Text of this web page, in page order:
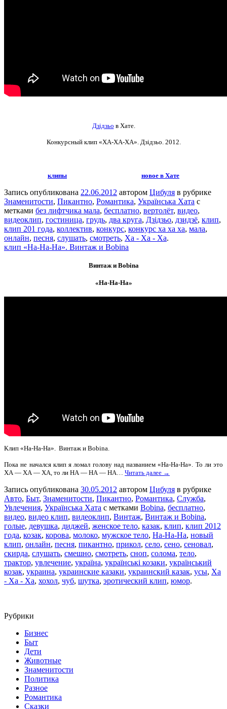
Дзідзьо в Хате.
Конкурсный клип «ХА-ХА-ХА». Дзідзьо . 2012.
клипы новое в Хате
Запись опубликована 22.06.2012 автором Цибуля в рубрике
Знаменитости, Пикантно, Романтика, Українська Хата с
метками без лифтчика мала, бесплатно, вертолёт, видео,
видеоклип, гостиница, грудь, два круга, Дзідзьо, дзидзё, клип,
клип 201 года, коллектив, конкурс, конкурс ха ха ха, мала,
онлайн, песня, слушать, смотреть, Ха - Ха - Ха.
клип «На-На-На». Винтаж и Bobina
Винтаж и Bobina
«На-На-На»
Клип «На-На-На». Винтаж и Bobina.
Пока не начался клип я ломал голову над названием «На-На-На». То ли это
ХА — ХА — ХА, то ли НА — НА — НА… Читать далее →
Запись опубликована 30.05.2012 автором Цибуля в рубрике
Авто, Быт, Знаменитости, Пикантно, Романтика, Служба,
Увлечения, Українська Хата с метками Bobina, бесплатно,
видео, видео клип, видеоклип, Винтаж, Винтаж и Bobina,
голые, девушка, диджей, женское тело, казак, клип, клип 2012
года, козак, корова, молоко, мужское тело, На-На-На, новый
клип, онлайн, песня, пикантно, прикол, село, сено, сеновал,
скирда, слушать, смешно, смотреть, сноп, солома, тело,
трактор, увлечение, україна, українські козаки, український
козак, украина, украинские казаки, украинский казак, усы, Ха
- Ха - Ха, хохол, чуб, шутка, эротический клип, юмор.
Рубрики
Бизнес
Быт
Дети
Животные
Знаменитости
Политика
Разное
Романтика
Сказки